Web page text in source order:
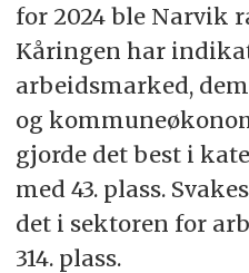
for 2024 ble Narvik
Kåringen har
arbeidsmarked,
og
gjorde det best i
med 43. plass.
det i sektoren for
314. plass.